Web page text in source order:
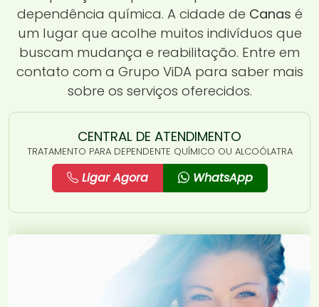
dependência química. A cidade de Canas é
um lugar que acolhe muitos indivíduos que
buscam mudança e reabilitação. Entre em
contato com a Grupo ViDA para saber mais
sobre os serviços oferecidos.
CENTRAL DE ATENDIMENTO
TRATAMENTO PARA DEPENDENTE QUÍMICO OU ALCOÓLATRA
Ligar Agora WhatsApp